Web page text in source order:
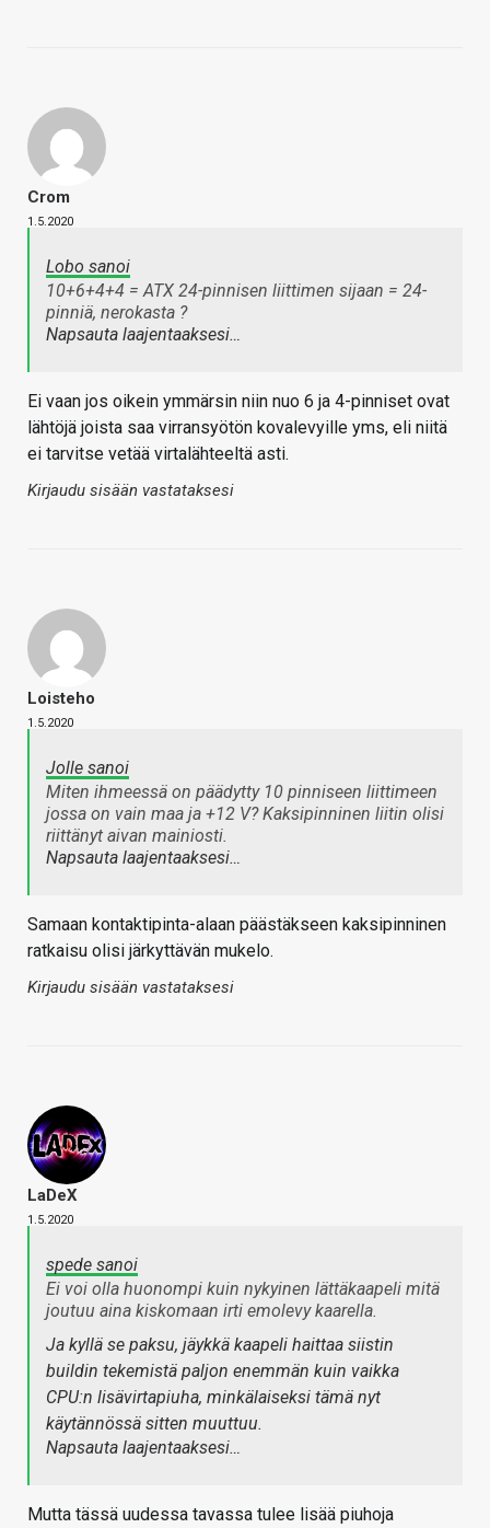
Crom
1.5.2020
Lobo sanoi
10+6+4+4 = ATX 24-pinnisen liittimen sijaan = 24-
pinniä, nerokasta ?
Napsauta laajentaaksesi…
Ei vaan jos oikein ymmärsin niin nuo 6 ja 4-pinniset ovat
lähtöjä joista saa virransyötön kovalevyille yms, eli niitä
ei tarvitse vetää virtalähteeltä asti.
Kirjaudu sisään vastataksesi
Loisteho
1.5.2020
Jolle sanoi
Miten ihmeessä on päädytty 10 pinniseen liittimeen
jossa on vain maa ja +12 V? Kaksipinninen liitin olisi
riittänyt aivan mainiosti.
Napsauta laajentaaksesi…
Samaan kontaktipinta-alaan päästäkseen kaksipinninen
ratkaisu olisi järkyttävän mukelo.
Kirjaudu sisään vastataksesi
LaDeX
1.5.2020
spede sanoi
Ei voi olla huonompi kuin nykyinen lättäkaapeli mitä
joutuu aina kiskomaan irti emolevy kaarella.
Ja kyllä se paksu, jäykkä kaapeli haittaa siistin
buildin tekemistä paljon enemmän kuin vaikka
CPU:n lisävirtapiuha, minkälaiseksi tämä nyt
käytännössä sitten muuttuu.
Napsauta laajentaaksesi…
Mutta tässä uudessa tavassa tulee lisää piuhoja